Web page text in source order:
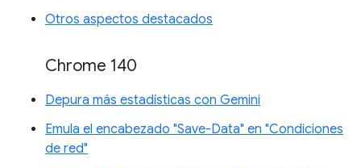
Otros aspectos destacados
Chrome 140
Depura más estadísticas con Gemini
Emula el encabezado "Save-Data" en "Condiciones
de red"